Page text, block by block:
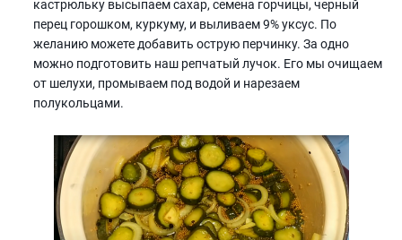
кастрюльку высыпаем сахар, семена горчицы, черный
перец горошком, куркуму, и выливаем 9% уксус. По
желанию можете добавить острую перчинку. За одно
можно подготовить наш репчатый лучок. Его мы очищаем
от шелухи, промываем под водой и нарезаем
полукольцами.